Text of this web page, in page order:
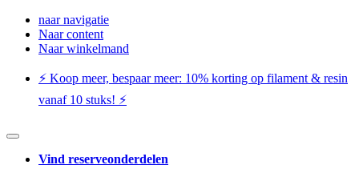
naar navigatie
Naar content
Naar winkelmand
⚡️ Koop meer, bespaar meer: ​​10% korting op filament & resin
vanaf 10 stuks! ⚡️
Vind reserveonderdelen